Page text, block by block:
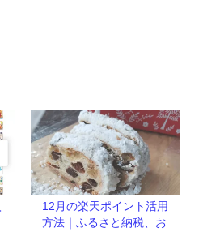
12月の楽天ポイント活用
方法｜ふるさと納税、お